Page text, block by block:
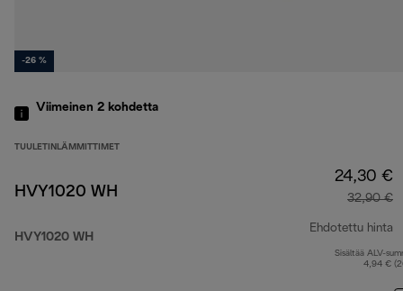
-26 %
Viimeinen 2 kohdetta
TUULETINLÄMMITTIMET
HVY1020 WH
HVY1020 WH
24,30 €
32,90 €
Ehdotettu hinta
Sisältää ALV-
4,94 €